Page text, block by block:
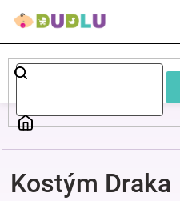
Dětské
a
kojenecké
oblečení
Kostým Draka